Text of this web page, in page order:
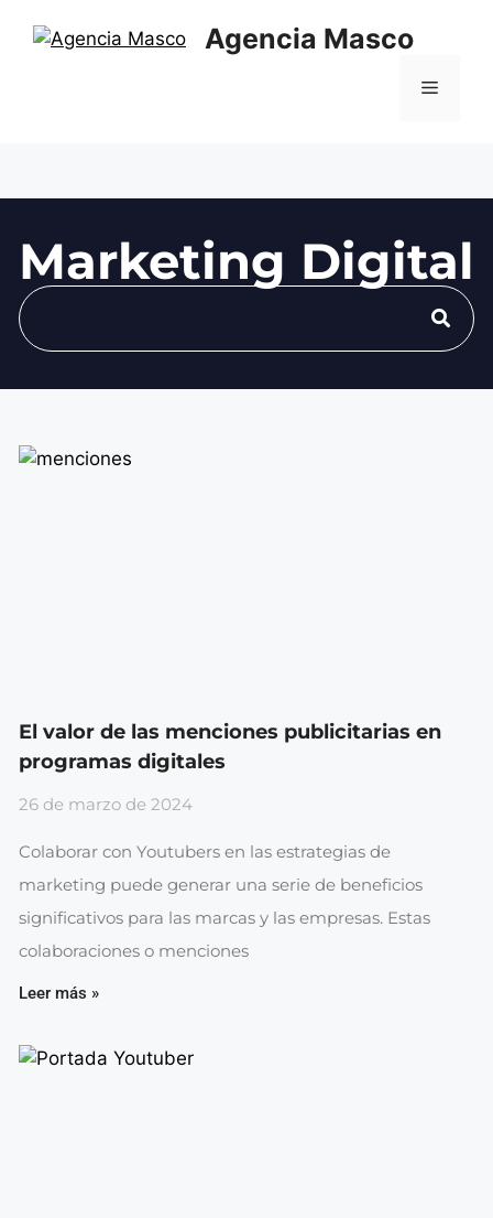
Agencia Masco
Marketing Digital
El valor de las menciones publicitarias en
programas digitales
26 de marzo de 2024
Colaborar con Youtubers en las estrategias de
marketing puede generar una serie de beneficios
significativos para las marcas y las empresas. Estas
colaboraciones o menciones
Leer más »